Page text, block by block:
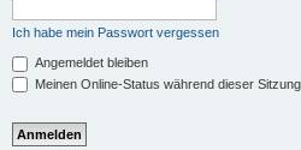
Ich habe mein Passwort vergessen
Angemeldet bleiben
Meinen Online-Status während dieser